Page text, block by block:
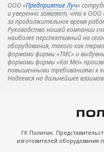
ООО «Предприятие Луч»
и уверенно заявляет, что к ООО
за продолжительное время
Руководство нашей компании
наиболее перспективный на
оборудования, такого как
формами фирмы «ТМС» и
формами фирмы «Kai Mei»
повышенными требованиями к
Надеемся на дальнейшее
ГК Полипак.
изготовителей оборудования